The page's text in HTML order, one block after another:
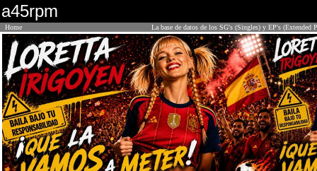
a45rpm
Home La base de datos de los SG's (Singles) y EP's (Extended